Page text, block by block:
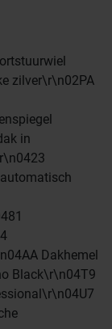
zilver\r\n02PA
in
Dakhemel
Black\r\n04T9